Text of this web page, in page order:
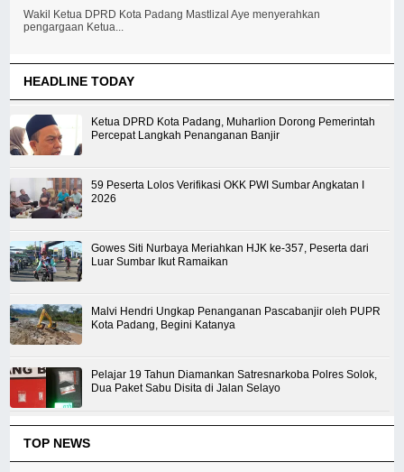
Wakil Ketua DPRD Kota Padang Mastlizal Aye menyerahkan
pengargaan Ketua...
HEADLINE TODAY
Ketua DPRD Kota Padang, Muharlion Dorong Pemerintah
Percepat Langkah Penanganan Banjir
59 Peserta Lolos Verifikasi OKK PWI Sumbar Angkatan I
2026
Gowes Siti Nurbaya Meriahkan HJK ke-357, Peserta dari
Luar Sumbar Ikut Ramaikan
Malvi Hendri Ungkap Penanganan Pascabanjir oleh PUPR
Kota Padang, Begini Katanya
Pelajar 19 Tahun Diamankan Satresnarkoba Polres Solok,
Dua Paket Sabu Disita di Jalan Selayo
TOP NEWS